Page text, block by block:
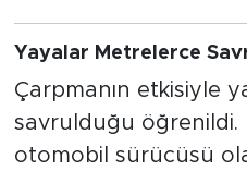
Yayalar Metrelerce
Çarpmanın etkisiyle
savrulduğu öğrenildi.
otomobil sürücüsü